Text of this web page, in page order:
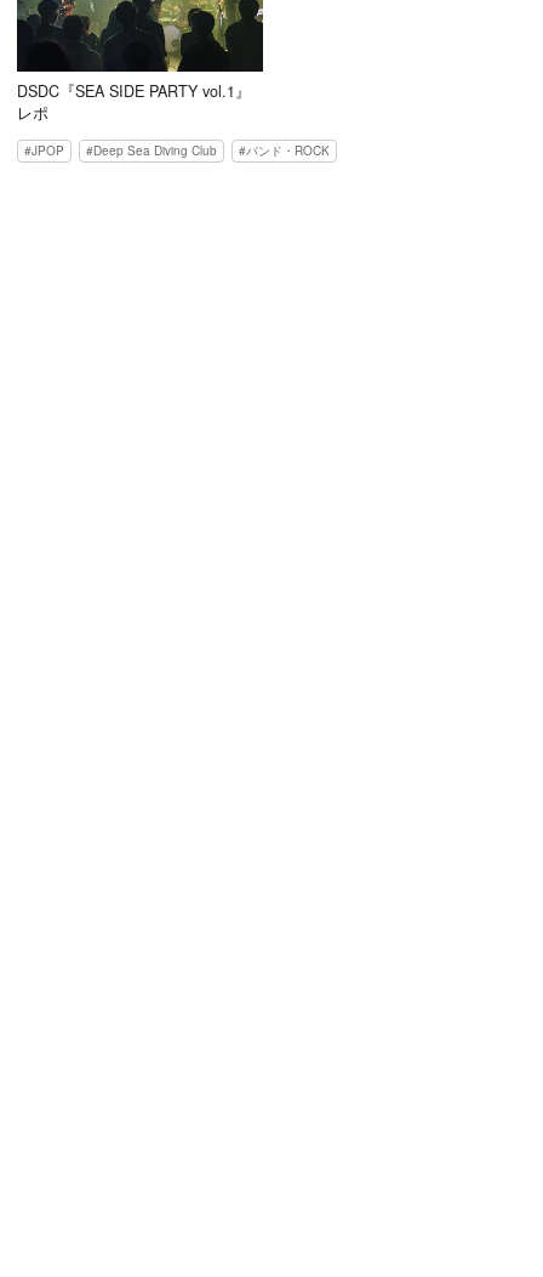
DSDC『SEA SIDE PARTY vol.1』
レポ
JPOP Deep Sea Diving Club バンド・ROCK